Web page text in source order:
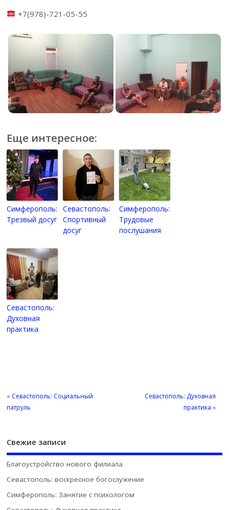
+7(978)-721-05-55
Еще интересное:
Симферополь:
Трезвый досуг
Севастополь:
Спортивный
досуг
Симферополь:
Трудовые
послушания
Севастополь:
Духовная
практика
« Севастополь: Социальный
патруль
Севастополь: Духовная
практика »
Свежие записи
Благоустройство нового филиала
Севастополь: воскресное богослужение
Симферополь: Занятие с психологом